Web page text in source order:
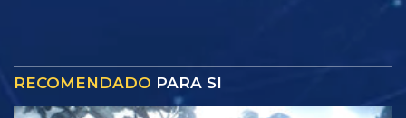
RECOMENDADO PARA SI